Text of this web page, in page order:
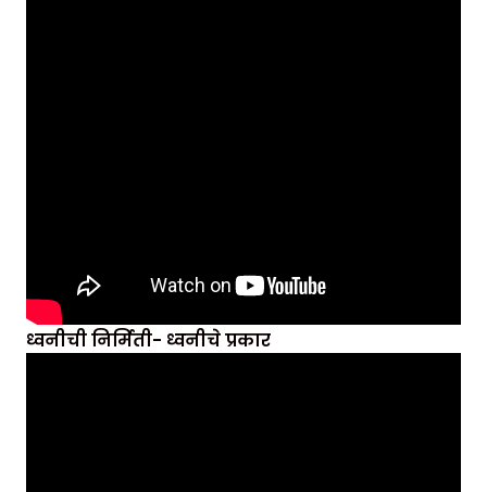
ध्वनीची निर्मिती- ध्वनीचे प्रकार